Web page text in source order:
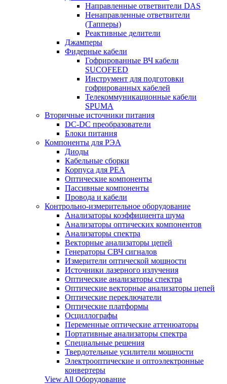
Направленные ответвители DAS
Ненаправленные ответвители
(Тапперы)
Реактивные делители
Джамперы
Фидерные кабели
Гофрированные ВЧ кабели
SUCOFEED
Инструмент для подготовки
гофрированных кабелей
Телекоммуникационные кабели
SPUMA
Вторичные источники питания
DC-DC преобразователи
Блоки питания
Компоненты для РЭА
Диоды
Кабельные сборки
Корпуса для РЕА
Оптические компоненты
Пассивные компоненты
Провода и кабели
Контрольно-измерительное оборудование
Анализаторы коэффициента шума
Анализаторы оптических компонентов
Анализаторы спектра
Векторные анализаторы цепей
Генераторы СВЧ сигналов
Измерители оптической мощности
Источники лазерного излучения
Оптические анализаторы спектра
Оптические векторные анализаторы цепей
Оптические переключатели
Оптические платформы
Осциллографы
Переменные оптические аттенюаторы
Портативные анализаторы спектра
Специальные решения
Твердотельные усилители мощности
Электрооптические и оптоэлектронные
конвертеры
View All Оборудование